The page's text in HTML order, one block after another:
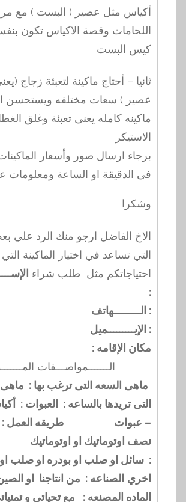
أكياس مثل عصير ( البست ) مع
اللحامات وقصة الاكياس تكون
كيس البست
عصير ) سعات مختلفه ويستحسن
ماكينه كامله يعنى تعبئة وغلق
الاستيكر
برجاء ارسال صور وأسعار
فى الدقيقة او الساعة ومعلومات
وشكرا
الاخ الفاضل ارجو منك الرد علي
التي تساعد في اختيار الماكينة
احتياجاتكم مثل طلب شراء الإس
:
الـــــــــهاتف :
الإيـــــــــميل :
مكان الإقامه :
الـــــــمواصـــفات
ماهى السعه التى ترغب بها :
التى تريدها بالساعه :
العبوات :
– عبوات طريقه العمل :
نصف اوتوماتيك او اوتوماتيك
: سائل او صلب او بودره او صلب
اخري الصناعه : من انتاجنا او
الماده المصنعه :
مع تحياتي و